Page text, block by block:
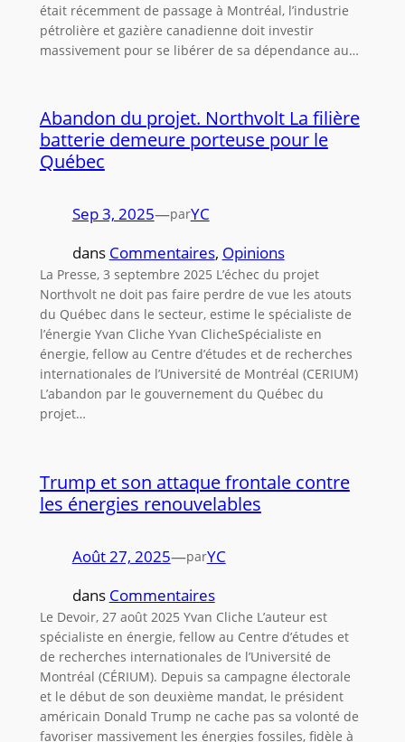
était récemment de passage à Montréal, l’industrie
pétrolière et gazière canadienne doit investir
massivement pour se libérer de sa dépendance au…
Abandon du projet. Northvolt La filière
batterie demeure porteuse pour le
Québec
Sep 3, 2025—parYC
dans Commentaires, Opinions
La Presse, 3 septembre 2025 L’échec du projet
Northvolt ne doit pas faire perdre de vue les atouts
du Québec dans le secteur, estime le spécialiste de
l’énergie Yvan Cliche Yvan ClicheSpécialiste en
énergie, fellow au Centre d’études et de recherches
internationales de l’Université de Montréal (CERIUM)
L’abandon par le gouvernement du Québec du
projet…
Trump et son attaque frontale contre
les énergies renouvelables
Août 27, 2025—parYC
dans Commentaires
Le Devoir, 27 août 2025 Yvan Cliche L’auteur est
spécialiste en énergie, fellow au Centre d’études et
de recherches internationales de l’Université de
Montréal (CÉRIUM). Depuis sa campagne électorale
et le début de son deuxième mandat, le président
américain Donald Trump ne cache pas sa volonté de
favoriser massivement les énergies fossiles, fidèle à